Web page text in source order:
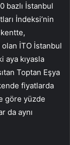
bazlı İstanbul
İndeksi’nin
İTO İstanbul
aya kıyasla
Toptan Eşya
fiyatlarda
göre yüzde
da aynı